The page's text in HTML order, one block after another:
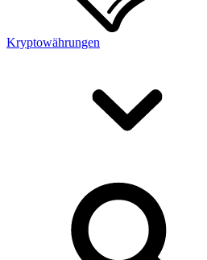
Kryptowährungen